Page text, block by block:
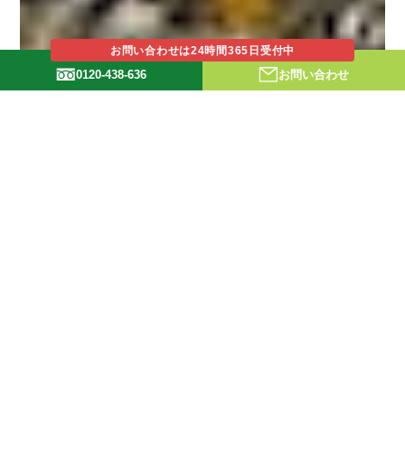
お問い合わせは24時間365日受付中
0120-438-636 お問い合わせ